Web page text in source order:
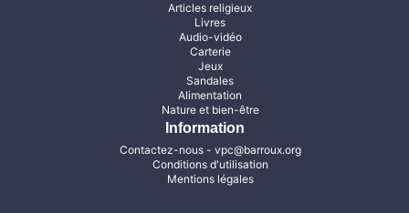
Articles religieux
Livres
Audio-vidéo
Carterie
Jeux
Sandales
Alimentation
Nature et bien-être
Information
Contactez-nous- vpc@barroux.org
Conditions d'utilisation
Mentions légales